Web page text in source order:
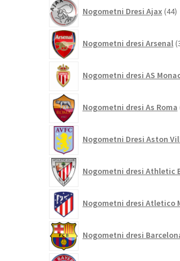
Nogometni Dresi Ajax 44
Nogometni dresi Arsenal
Nogometni dresi AS
Nogometni dresi As Roma
Nogometni Dresi Aston
Nogometni dresi Athletic
Nogometni dresi Atletico
Nogometni dresi